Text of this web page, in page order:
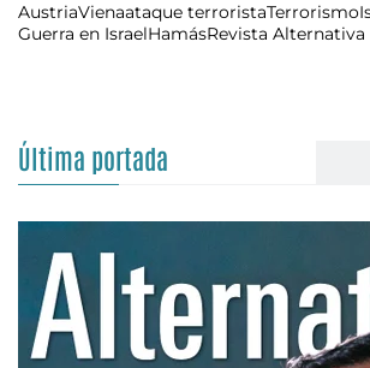
AustriaVienaataque terroristaTerrorismo
Guerra en IsraelHamásRevista Alternativa
Última portada